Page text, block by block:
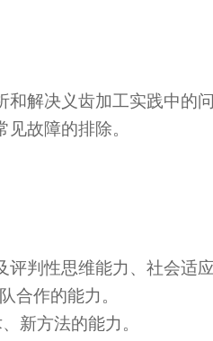
解决义齿加工实践中的问
故障的排除。
判性思维能力、社会适
合作的能力。
新方法的能力。